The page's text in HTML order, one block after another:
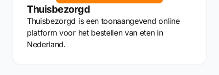
Thuisbezorgd
Thuisbezorgd is een toonaangevend online
platform voor het bestellen van eten in
Nederland.